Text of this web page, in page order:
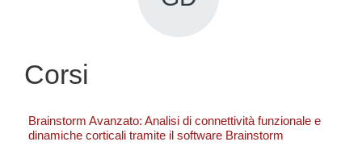
Corsi
Brainstorm Avanzato: Analisi di connettività funzionale e
dinamiche corticali tramite il software Brainstorm